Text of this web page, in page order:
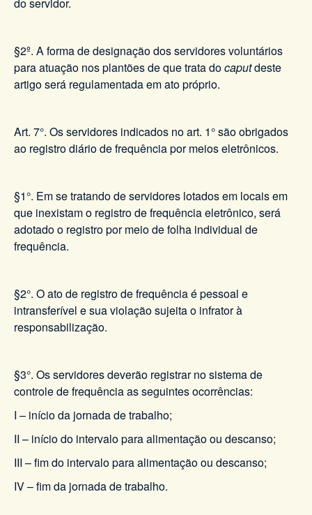
§2º. A forma de designação dos servidores voluntários
para atuação nos plantões de que trata docaputdeste
artigo será regulamentada em ato próprio.
Art. 7°. Os servidores indicados no art. 1° são obrigados
ao registro diário de frequência por meios eletrônicos.
§1°. Em se tratando de servidores lotados em locais em
que inexistam o registro de frequência eletrônico, será
adotado o registro por meio de folha individual de
frequência.
§2°. O ato de registro de frequência é pessoal e
intransferível e sua violação sujeita o infrator à
responsabilização.
§3°. Os servidores deverão registrar no sistema de
controle de frequência as seguintes ocorrências:
I – início da jornada de trabalho;
II – início do intervalo para alimentação ou descanso;
III – fim do intervalo para alimentação ou descanso;
IV – fim da jornada de trabalho.